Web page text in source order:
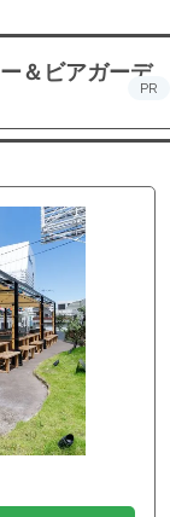
＆ビアガーデ
PR